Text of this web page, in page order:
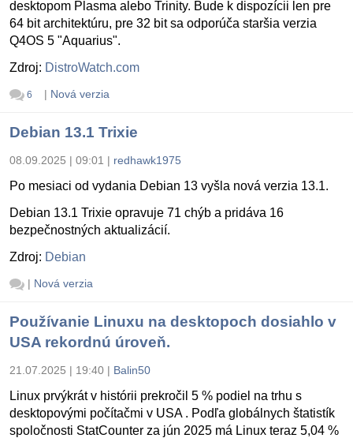
desktopom Plasma alebo Trinity. Bude k dispozícii len pre
64 bit architektúru, pre 32 bit sa odporúča staršia verzia
Q4OS 5 "Aquarius".
Zdroj: DistroWatch.com
6 | Nová verzia
Debian 13.1 Trixie
08.09.2025 | 09:01 | redhawk1975
Po mesiaci od vydania Debian 13 vyšla nová verzia 13.1.
Debian 13.1 Trixie opravuje 71 chýb a pridáva 16
bezpečnostných aktualizácií.
Zdroj: Debian
| Nová verzia
Používanie Linuxu na desktopoch dosiahlo v
USA rekordnú úroveň.
21.07.2025 | 19:40 | Balin50
Linux prvýkrát v histórii prekročil 5 % podiel na trhu s
desktopovými počítačmi v USA . Podľa globálnych štatistík
spoločnosti StatCounter za jún 2025 má Linux teraz 5,04 %